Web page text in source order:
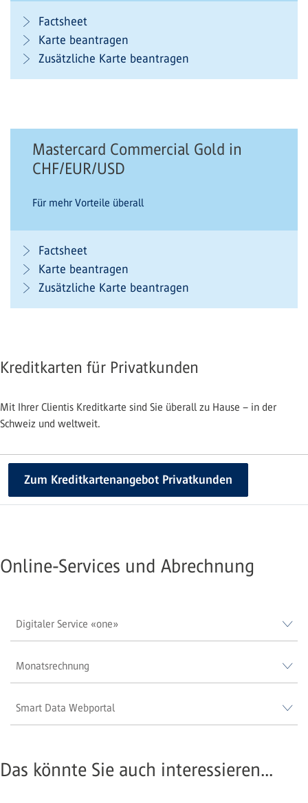
Factsheet
Karte beantragen
Zusätzliche Karte beantragen
Mastercard Commercial Gold in
CHF/EUR/USD
Für mehr Vorteile überall
Factsheet
Karte beantragen
Zusätzliche Karte beantragen
Kreditkarten für Privatkunden
Mit Ihrer Clientis Kreditkarte sind Sie überall zu Hause – in der
Schweiz und weltweit.
Zum Kreditkartenangebot Privatkunden
Online-Services und Abrechnung
Digitaler Service «one»
Monatsrechnung
Smart Data Webportal
Das könnte Sie auch interessieren...